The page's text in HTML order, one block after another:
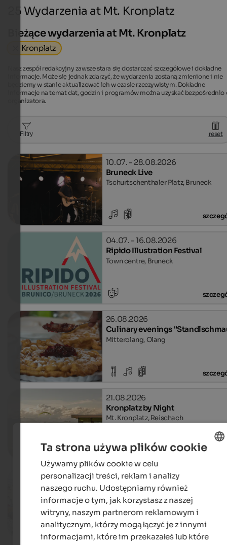
25 Wydarzenia at Mt. Kronplatz
Bieżące wydarzenia at Mt. Kronplatz
Kronplatz
Nasz zespół redakcyjny zawsze stara się dostarczać szczegółowe i dokładne
informacje. Może się jednak zdarzyć, że wydarzenia zostaną zmienione i nie
będziemy w stanie aktualizować ich w czasie rzeczywistym. Dokładne
informacje na temat dat, godzin i programów można uzyskać bezpośrednio
organizatora.
Filtry reset
10.07. - 28.08.2026
Bruneck Live
Tschurtschenthaler Platz, Bruneck
04.07. - 16.08.2026
Ripido Illustration Festival
Town centre, Bruneck
26.08.2026
Culinary evenings
Mitterolang, Olang
21.08.2026
Kronplatz by Night
Mt. Kronplatz, Reischach
29.08.2026, 12.09.2026, …
Event Market SelberGMOCHT
St. Michael, Eppan an der Weinstraße
Ta strona używa plików cookie
Używamy plików cookie w celu
personalizacji treści, reklam i analizy
naszego ruchu. Udostępniamy również
informacje o tym, jak korzystasz z naszej
witryny, naszym partnerom reklamowym i
analitycznym, którzy mogą łączyć je z innymi
informacjami, które im przekazałeś lub które